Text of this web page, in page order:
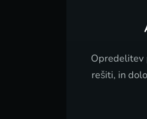
Opredelitev
rešiti, in